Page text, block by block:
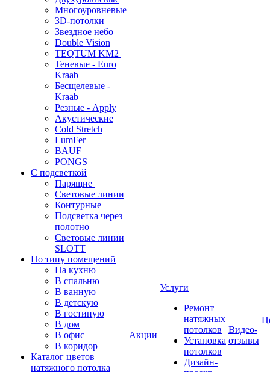
Многоуровневые
3D-потолки
Звездное небо
Double Vision
TEQTUM KM2
Теневые - Euro
Kraab
Бесщелевые -
Kraab
Резные - Apply
Акустические
Cold Stretch
LumFer
BAUF
PONGS
С подсветкой
Парящие
Световые линии
Контурные
Подсветка через
полотно
Световые линии
SLOTT
По типу помещений
На кухню
В спальню
В ванную
В детскую
В гостиную
В дом
В офис
В коридор
Каталог цветов
натяжного потолка
Акции
Услуги
Ремонт
натяжных
потолков
Установка
потолков
Дизайн-
Видео-
отзывы